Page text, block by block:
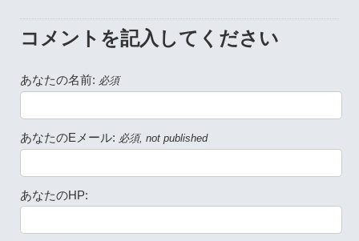
コメントを記入してください
あなたの名前: 必須
あなたのEメール: 必須, not published
あなたのHP: